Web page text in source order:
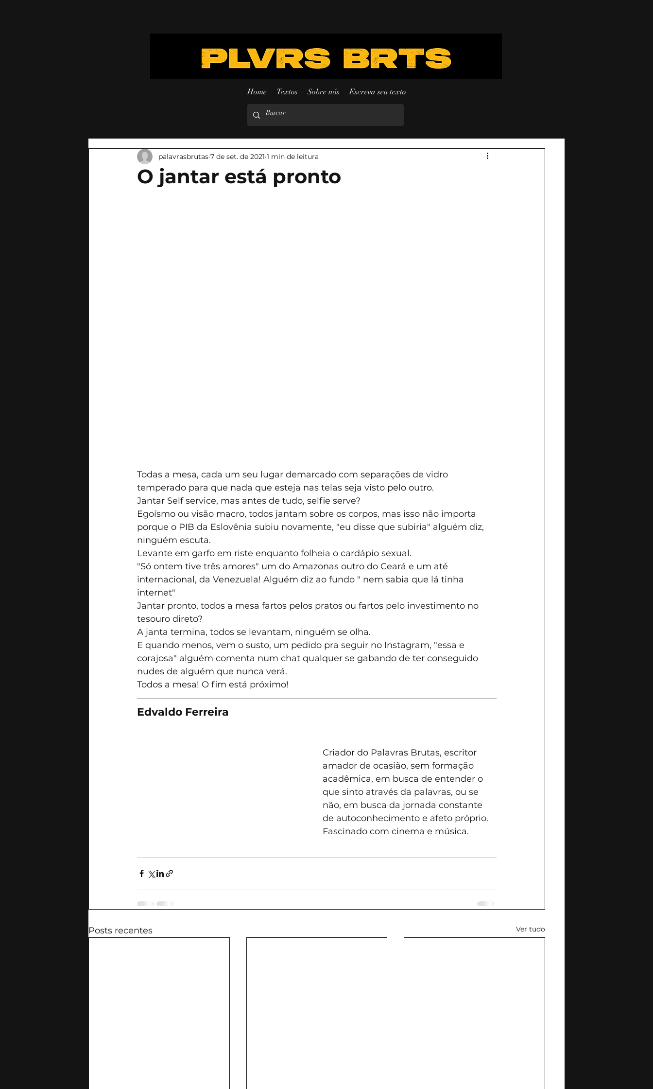
Home Textos Sobre nós Escreva seu texto
O jantar está pronto
palavrasbrutas 7 de set. de 2021 1 min de leitura
Todas a mesa, cada um seu lugar demarcado com separações de vidro
temperado para que nada que esteja nas telas seja visto pelo outro.
Jantar Self service, mas antes de tudo, selfie serve?
Egoísmo ou visão macro, todos jantam sobre os corpos, mas isso não importa
porque o PIB da Eslovênia subiu novamente, "eu disse que subiria" alguém diz,
ninguém escuta.
Levante em garfo em riste enquanto folheia o cardápio sexual.
"Só ontem tive três amores" um do Amazonas outro do Ceará e um até
internacional, da Venezuela! Alguém diz ao fundo " nem sabia que lá tinha
internet"
Jantar pronto, todos a mesa fartos pelos pratos ou fartos pelo investimento no
tesouro direto?
A janta termina, todos se levantam, ninguém se olha.
E quando menos, vem o susto, um pedido pra seguir no Instagram, "essa e
corajosa" alguém comenta num chat qualquer se gabando de ter conseguido
nudes de alguém que nunca verá.
Todos a mesa! O fim está próximo!
Edvaldo Ferreira
Criador do Palavras Brutas, escritor
amador de ocasião, sem formação
acadêmica, em busca de entender o
que sinto através da palavras, ou se
não, em busca da jornada constante
de autoconhecimento e afeto próprio.
Fascinado com cinema e música.
Posts recentes Ver tudo